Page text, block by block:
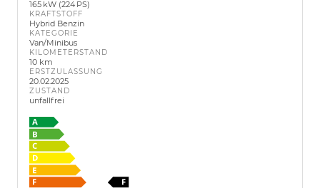
165 kW (224 PS)
KRAFTSTOFF
Hybrid Benzin
KATEGORIE
Van/Minibus
KILOMETERSTAND
10 km
ERSTZULASSUNG
20.02.2025
ZUSTAND
unfallfrei